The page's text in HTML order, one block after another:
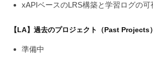
xAPIベースのLRS構築と学習ログの可
【LA】過去のプロジェクト（Past Projects）
準備中